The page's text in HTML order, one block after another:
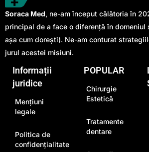
Soraca Med, ne-am început călătoria în
principal de a face o diferență în
așa cum dorești). Ne-am conturat
jurul acestei misiuni.
Informații
juridice
Mențiuni
legale
Politica de
confidențialitate
POPULAR
Chirurgie
Estetică
Tratamente
dentare